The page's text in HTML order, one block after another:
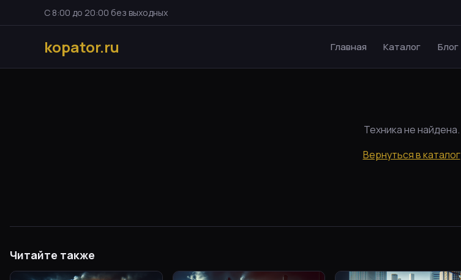
С 8:00 до 20:00 без выходных
kopator.ru Главная Каталог Блог
Техника не найдена.
Вернуться в каталог
Читайте также